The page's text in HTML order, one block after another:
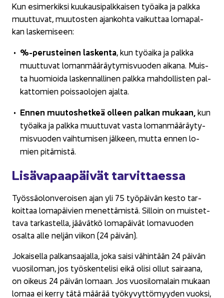
Kun esi­mer­kik­si kuu­kausi­palk­kai­sen työ­ai­ka ja palk­ka
muut­tu­vat, muu­tos­ten ajan­koh­ta vai­kut­taa lo­ma­pal­
kan las­ke­mi­seen:
%-​perusteinen las­ken­ta, kun työ­ai­ka ja palk­ka
muut­tu­vat lo­man­mää­räy­ty­mis­vuo­den ai­ka­na. Muis­
ta huo­mioi­da las­ken­nal­li­nen palk­ka mah­dol­lis­ten pal­
kat­to­mien pois­sao­lo­jen ajal­ta.
Ennen muu­tos­het­keä ol­leen pal­kan mu­kaan, kun
työ­ai­ka ja palk­ka muut­tu­vat vasta lo­man­mää­räy­ty­
mis­vuo­den vaih­tu­mi­sen jäl­keen, mutta ennen lo­
mien pi­tä­mis­tä.
Li­sä­va­paa­päi­vät tar­vit­taes­sa
Työs­sä­olon­ve­roi­sen ajan yli 75 työ­päi­vän kesto tar­
koit­taa lo­ma­päi­vien me­net­tä­mis­tä. Sil­loin on muis­tet­
ta­va tar­kas­tel­la, jää­vät­kö lo­ma­päi­vät lo­ma­vuo­den
osal­ta alle nel­jän vii­kon (24 päi­vän).
Jo­kai­sel­la pal­kan­saa­jal­la, joka saisi vä­hin­tään 24 päi­vän
vuo­si­lo­man, jos työs­ken­te­li­si eikä olisi ollut sai­raa­na,
on oi­keus 24 päi­vän lo­maan. Jos vuo­si­lo­ma­lain mu­kaan
lomaa ei kerry tätä mää­rää työ­ky­vyt­tö­myy­den vuok­si,